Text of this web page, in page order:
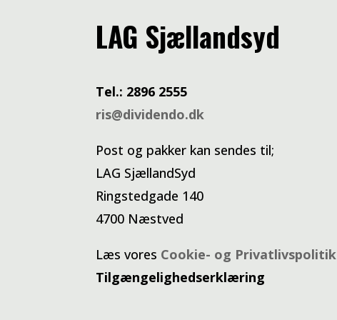
LAG Sjællandsyd
Tel.: 2896 2555
ris@dividendo.dk
Post og pakker kan sendes til;
LAG SjællandSyd
Ringstedgade 140
4700 Næstved
Læs vores Cookie- og Privatlivspolitik
Tilgængelighedserklæring